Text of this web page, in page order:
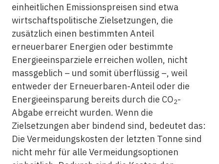
einheitlichen Emissionspreisen sind etwa
wirtschaftspolitische Zielsetzungen, die
zusätzlich einen bestimmten Anteil
erneuerbarer Energien oder bestimmte
Energieeinsparziele erreichen wollen, nicht
massgeblich – und somit überflüssig –, weil
entweder der Erneuerbaren-Anteil oder die
Energieeinsparung bereits durch die CO2-
Abgabe erreicht wurden. Wenn die
Zielsetzungen aber bindend sind, bedeutet das:
Die Vermeidungskosten der letzten Tonne sind
nicht mehr für alle Vermeidungsoptionen